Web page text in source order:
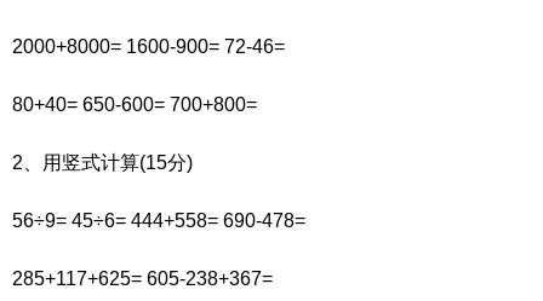
2000+8000= 1600-900= 72-46=
80+40= 650-600= 700+800=
2、用竖式计算(15分)
56÷9= 45÷6= 444+558= 690-478=
285+117+625= 605-238+367=